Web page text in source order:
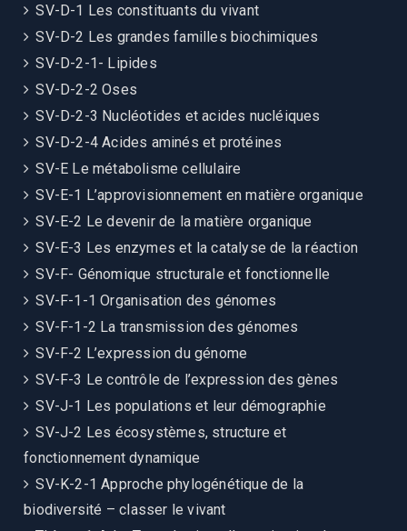
SV-D-1 Les constituants du vivant
SV-D-2 Les grandes familles biochimiques
SV-D-2-1- Lipides
SV-D-2-2 Oses
SV-D-2-3 Nucléotides et acides nucléiques
SV-D-2-4 Acides aminés et protéines
SV-E Le métabolisme cellulaire
SV-E-1 L’approvisionnement en matière organique
SV-E-2 Le devenir de la matière organique
SV-E-3 Les enzymes et la catalyse de la réaction
SV-F- Génomique structurale et fonctionnelle
SV-F-1-1 Organisation des génomes
SV-F-1-2 La transmission des génomes
SV-F-2 L’expression du génome
SV-F-3 Le contrôle de l’expression des gènes
SV-J-1 Les populations et leur démographie
SV-J-2 Les écosystèmes, structure et
fonctionnement dynamique
SV-K-2-1 Approche phylogénétique de la
biodiversité – classer le vivant